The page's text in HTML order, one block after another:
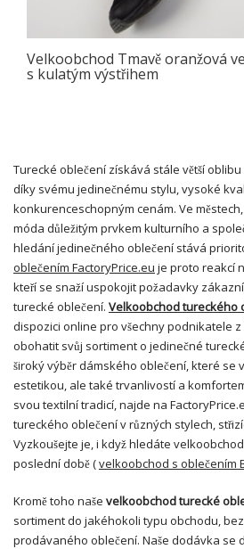
Velkoobchod Tmavě oranžová
s kulatým výstřihem
Turecké oblečení získává stále větší oblibu
díky svému jedinečnému stylu, vysoké
konkurenceschopným cenám. Ve
móda důležitým prvkem kulturního a
hledání jedinečného oblečení stává
oblečením FactoryPrice.eu je proto reakcí
kteří se snaží uspokojit požadavky
turecké oblečení. Velkoobchod tureckého
dispozici online pro všechny podnikatele z
obohatit svůj sortiment o jedinečné
široký výběr dámského oblečení, které se
estetikou, ale také trvanlivostí a
svou textilní tradicí, najde na
tureckého oblečení v různých stylech,
Vyzkoušejte je, i když hledáte
poslední době (velkoobchod s oblečením
Kromě toho naše velkoobchod turecké
sortiment do jakéhokoli typu obchodu,
prodávaného oblečení. Naše dodávka se